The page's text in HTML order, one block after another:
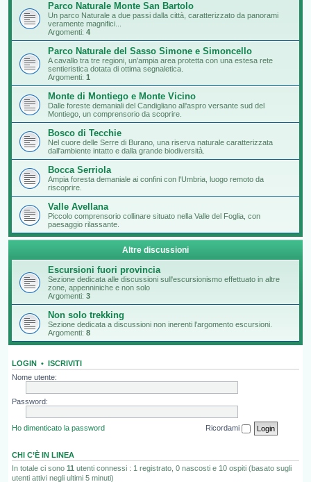
Parco Naturale Monte San Bartolo
Un parco Naturale a due passi dalla città, caratterizzato da panorami
veramente magnifici...
Argomenti: 4
Parco Naturale del Sasso Simone e Simoncello
A cavallo tra tre regioni, un'ampia area protetta con una estesa rete
sentieristica dotata di ottima segnaletica.
Argomenti: 1
Monte di Montiego e Monte Vicino
Dalle foreste demaniali del Candigliano all'aspro versante sud del
Montiego, un comprensorio da scoprire.
Bosco di Tecchie
Nel cuore delle Serre di Burano, una riserva naturale caratterizzata
dall'ambiente intatto e dalla grande biodiversità.
Bocca Serriola
Ampia foresta demaniale ai confini con l'Umbria, luogo remoto da
riscoprire.
Valle Avellana
Piccolo comprensorio collinare situato nella Valle del Foglia, con
paesaggio rilassante.
Altre discussioni
Escursioni fuori provincia
Sezione dedicata alle discussioni sull'escursionismo effettuato in altre
zone, appenniniche e non solo
Argomenti: 3
Non solo trekking
Sezione dedicata a discussioni non inerenti l'argomento escursioni.
Argomenti: 8
LOGIN •
ISCRIVITI
Nome utente:
Password:
Ho dimenticato la password Ricordami
CHI C’È IN LINEA
In totale ci sono 11 utenti connessi : 1 registrato, 0 nascosti e 10 ospiti (basato sugli
utenti attivi negli ultimi 5 minuti)